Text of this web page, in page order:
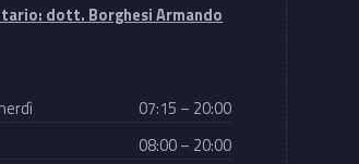
dott. Borghesi Armando
07:15 – 20:00
08:00 – 20:00